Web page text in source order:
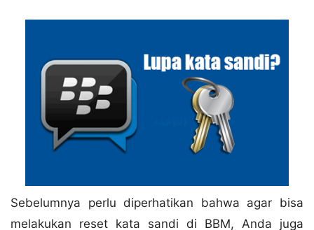
Sebelumnya perlu diperhatikan bahwa agar bisa
melakukan reset kata sandi di BBM, Anda juga